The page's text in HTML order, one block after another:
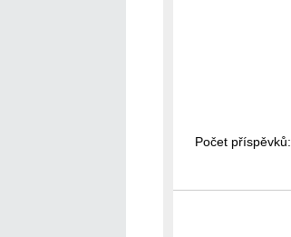
Počet příspěvků: